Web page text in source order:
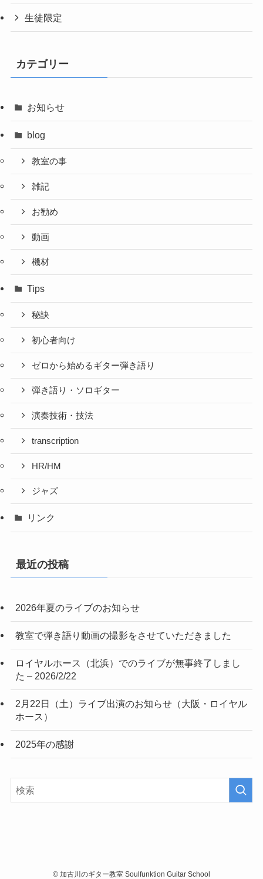
生徒限定
カテゴリー
お知らせ
blog
教室の事
雑記
お勧め
動画
機材
Tips
秘訣
初心者向け
ゼロから始めるギター弾き語り
弾き語り・ソロギター
演奏技術・技法
transcription
HR/HM
ジャズ
リンク
最近の投稿
2026年夏のライブのお知らせ
教室で弾き語り動画の撮影をさせていただきました
ロイヤルホース（北浜）でのライブが無事終了しまし
た – 2026/2/22
2月22日（土）ライブ出演のお知らせ（大阪・ロイヤル
ホース）
2025年の感謝
© 加古川のギター教室 Soulfunktion Guitar School